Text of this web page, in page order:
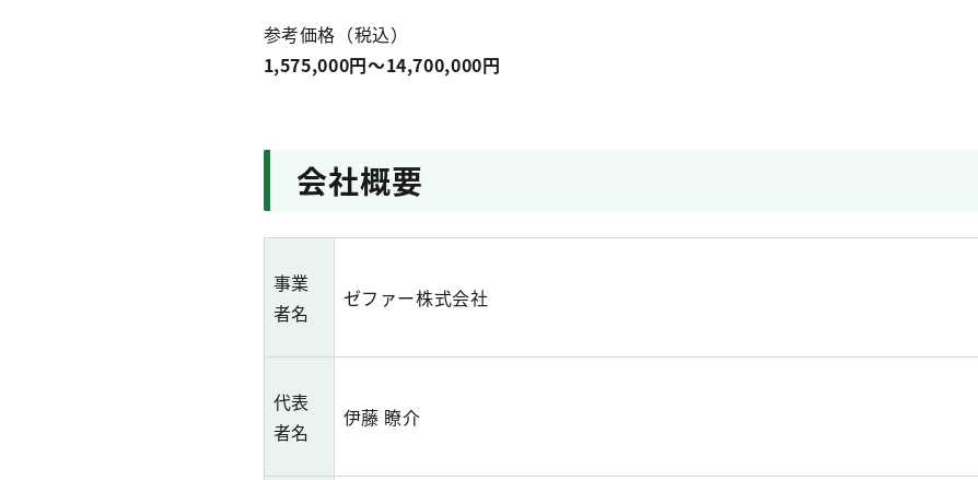
参考価格（税込）
1,575,000円～14,700,000円
会社概要
事業
者名
ゼファー株式会社
代表
者名
伊藤 瞭介